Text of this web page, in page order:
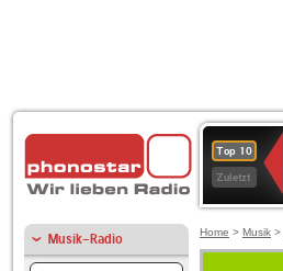
Top 10
Zuletzt
Musik-Radio Home > Musik >